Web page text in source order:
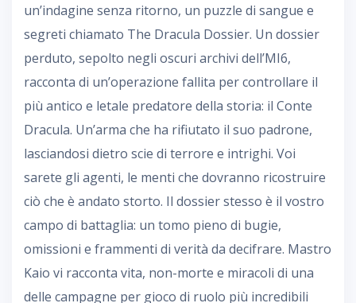
un’indagine senza ritorno, un puzzle di sangue e
segreti chiamato The Dracula Dossier. Un dossier
perduto, sepolto negli oscuri archivi dell’MI6,
racconta di un’operazione fallita per controllare il
più antico e letale predatore della storia: il Conte
Dracula. Un’arma che ha rifiutato il suo padrone,
lasciandosi dietro scie di terrore e intrighi. Voi
sarete gli agenti, le menti che dovranno ricostruire
ciò che è andato storto. Il dossier stesso è il vostro
campo di battaglia: un tomo pieno di bugie,
omissioni e frammenti di verità da decifrare. Mastro
Kaio vi racconta vita, non-morte e miracoli di una
delle campagne per gioco di ruolo più incredibili